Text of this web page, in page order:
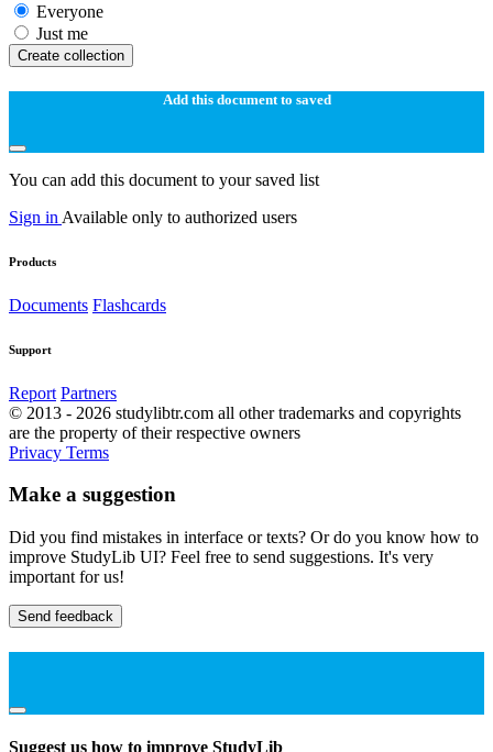
Everyone
Just me
Create collection
Add this document to saved
You can add this document to your saved list
Sign in Available only to authorized users
Products
Documents Flashcards
Support
Report Partners
© 2013 - 2026 studylibtr.com all other trademarks and copyrights
are the property of their respective owners
Privacy Terms
Make a suggestion
Did you find mistakes in interface or texts? Or do you know how to
improve StudyLib UI? Feel free to send suggestions. It's very
important for us!
Send feedback
Suggest us how to improve StudyLib